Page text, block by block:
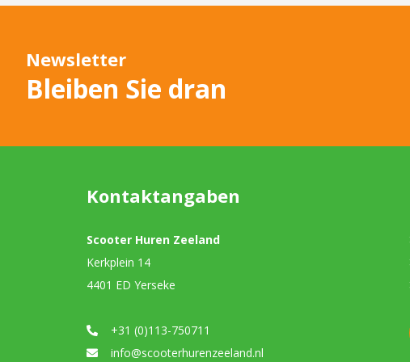
Newsletter
Bleiben Sie dran
Kontaktangaben
Scooter Huren Zeeland
Kerkplein 14
4401 ED Yerseke
+31 (0)113-750711
info@scooterhurenzeeland.nl